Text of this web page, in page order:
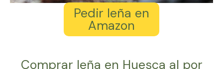
Pedir leña en
Amazon
Comprar leña en Huesca al por